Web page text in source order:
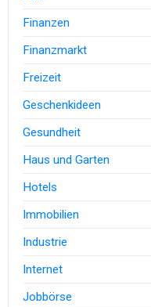
Finanzen
Finanzmarkt
Freizeit
Geschenkideen
Gesundheit
Haus und Garten
Hotels
Immobilien
Industrie
Internet
Jobbörse